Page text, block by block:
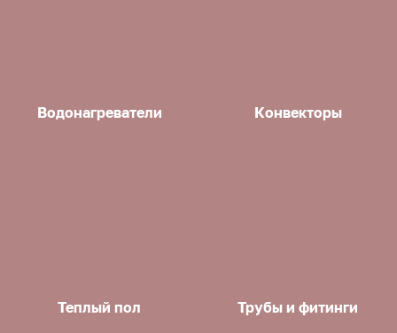
Водонагреватели Конвекторы
Теплый пол Трубы и фитинги